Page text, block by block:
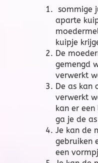
sommige
aparte
kuipje
De
gemengd
verwerkt
De as kan
verwerkt
kan er
ga je de
Je kan de
gebruiken
een